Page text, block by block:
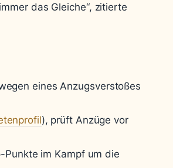
das Gleiche“, zitierte
eines Anzugsverstoßes
), prüft Anzüge vor
im Kampf um die